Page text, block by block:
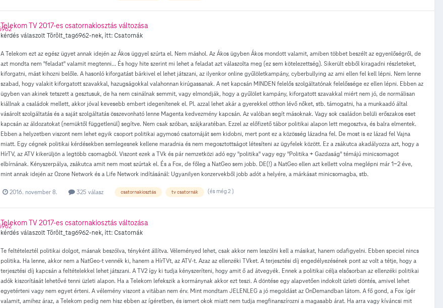
Telekom TV 2017-es csatornakiosztás változása
kérdés válaszoltTörölt_tag6962-nek, itt:Csatornák
A Telekom ezt az egész ügyet annak idején az Ákos üggyel szúrta el. Nem máshol. Az Ákos ügyben Ákos mondott valamit, amiben többet beszélt az egyenlőségről, de
azt mondta nem "feladat" valamit megtenni... És hogy hite szerint mi lehet a feladat azt válaszolta meg (ez sem kötelezettség). Sikerült ebből kiragadni részleteket,
kiforgatni, mást kihozni belőle. A hasonló kiforgatást bárkivel el lehet játszani, az ilyenkor online gyűlöletkampány, cyberbullying az ami ellen fel kell lépni. Nem lenne
szabad, hogy valakit kiforgatott szavakkal, hazugságokkal valahonnan kirúgassanak. A net kapcsán MINDEN felelős szolgáltatónak felelőssége ez ellen lépni. Ebben az
ügyben van akinek tetszett a gesztusuk, de ha nem csinálnak semmit, vagy elmondják, hogy a gyűlölet kampány, kiforgatott szavakkal miért nem jó, de normálisan
kiállnak a családok mellett, akkor jóval kevesebb embert idegenítenek el. Pl. azzal lehet akár a gyerekkel otthon lévő nőket, stb. támogatni, ha a munkaadó által
vásárolt szolgáltatás és a saját szolgáltatás összevonható lenne Magenta kedvezmény kapcsán. Az valóban segít másoknak. Vagy sok családon belüli erőszakos eset
kapcsán az áldozatokat (nemüktől függetlenül) segítve. Nem csak szóban, szájkaratéban. Ezzel az előfizető tábor politikai alapon lett megosztva, és balra elmentek.
Ebben a helyzetben viszont nem lehet egyik csoport politikai agymosó csatornáját sem kidobni, mert pont ez a közösség lázadna fel. De most is ez lázad fel Vajna
miatt. Egy cégnek politikai kérdésekben semlegesnek kellene maradnia és nem megosztottságot létesíteni az ügyfelek között. Ez a zsákutca akadályozza azt, hogy a
HírTV, az ATV kikerüljön a legtöbb csomagból. Viszont ezek a TVk és pár nemzetközi adó egy "politika" vagy egy "Politika + Gazdaság" témájú minicsomagot
elbírnának. Kényszerpálya, zsákutca amit nem most szúrtak el. És a Fox, de főleg a NatGeo sem jobb. DE(!) a NatGeo ellen azt kellett volna meglépni már 1-2 éve,
mint annak idején az Ozone Network és a Life Network indításánál: Ugyanilyen konzervekből jobb adót a helyére, a márkásat minicsomagba, stb.
2016. november 8. 325 válasz csatornakiosztás tv csatornák (és még 2 )
Telekom TV 2017-es csatornakiosztás változása
kérdés válaszoltTörölt_tag6962-nek, itt:Csatornák
Te feltételeztél politikai dolgot, másnak beszólva, tényként állítva. Véleményed lehet, csak akkor nem leszólni kell a másikat, hanem odafigyelni. Ebben speciel nincs
politika. Ha lenne, akkor nem a NatGeo-t vennék ki, hanem a HírTVt, az ATV-t. Azaz az ellenzéki TVket. A terjesztési díj engedélyezésének pont az volt a tétje, hogy a
terjesztési díj kapcsán a feltételekkel lehet játszani. A TV2 így ki tudja kényszeríteni, hogy amit ő ad átvegyék. Ennek a politikai célja elsősorban az ellenzéki politikai
adók kiszorítását lehetővé tenni üzleti alapon. Ha a Telekom lefekszik a kormánynak akkor ezt teszi. A döntése egy alapvetően indokolt üzleti döntés, amivel lehet
egyetérteni vagy nem egyet érteni. A vélemény viszont a vitában nem érv. Mint mondtam JELENLEG a jó megoldást az OnDemandban látom. A fő gond, a Fox ígér
valamit, amihez áraz, a Telekom pedig nem hisz ebben az ígéretben, és ismert okok miatt nem tudja megfinanszírozni a magasabb árat. Ha arra vagy kíváncsi mit